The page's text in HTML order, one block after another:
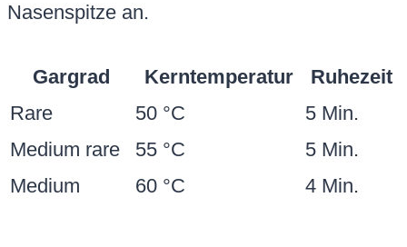
Nasenspitze an.
Gargrad Kerntemperatur
Ruhezeit
Rare
50 °C
5 Min.
Medium rare
55 °C
5 Min.
Medium
60 °C 4 Min.